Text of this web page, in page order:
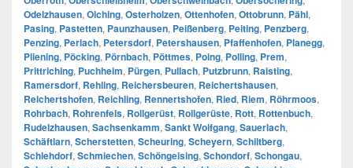
Odelzhausen, Olching, Osterholzen, Ottenhofen, Ottobrunn, Pähl,
Pasing, Pastetten, Paunzhausen, Peißenberg, Peiting, Penzberg,
Penzing, Perlach, Petersdorf, Petershausen, Pfaffenhofen, Planegg,
Pliening, Pöcking, Pörnbach, Pöttmes, Poing, Polling, Prem,
Prittriching, Puchheim, Pürgen, Pullach, Putzbrunn, Raisting,
Ramersdorf, Rehling, Reichersbeuren, Reichertshausen,
Reichertshofen, Reichling, Rennertshofen, Ried, Riem, Röhrmoos,
Rohrbach, Rohrenfels, Rollgerüst, Rollgerüste, Rott, Rottenbuch,
Rudelzhausen, Sachsenkamm, Sankt Wolfgang, Sauerlach,
Schäftlarn, Scherstetten, Scheuring, Scheyern, Schiltberg,
Schlehdorf, Schmiechen, Schöngeising, Schondorf, Schongau,